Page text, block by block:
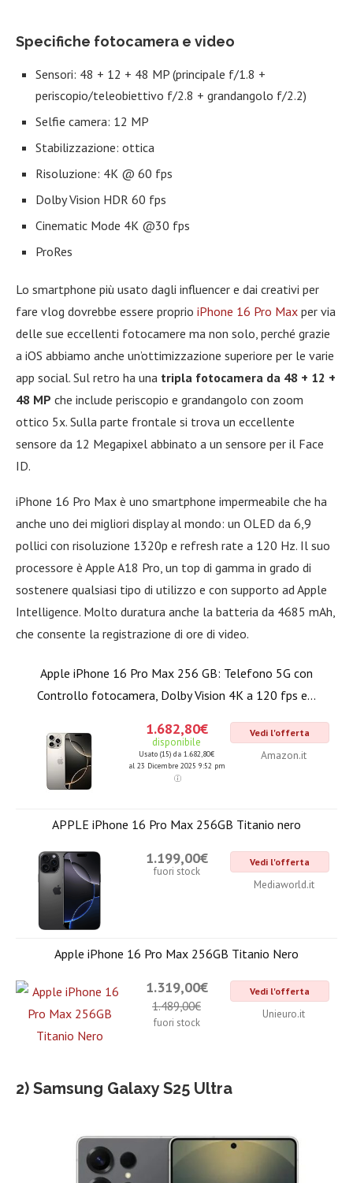
Specifiche fotocamera e video
Sensori: 48 + 12 + 48 MP (principale f/1.8 +
periscopio/teleobiettivo f/2.8 + grandangolo f/2.2)
Selfie camera: 12 MP
Stabilizzazione: ottica
Risoluzione: 4K @ 60 fps
Dolby Vision HDR 60 fps
Cinematic Mode 4K @30 fps
ProRes
Lo smartphone più usato dagli influencer e dai creativi per
fare vlog dovrebbe essere proprio iPhone 16 Pro Max per via
delle sue eccellenti fotocamere ma non solo, perché grazie
a iOS abbiamo anche un’ottimizzazione superiore per le varie
app social. Sul retro ha una tripla fotocamera da 48 + 12 +
48 MP che include periscopio e grandangolo con zoom
ottico 5x. Sulla parte frontale si trova un eccellente
sensore da 12 Megapixel abbinato a un sensore per il Face
ID.
iPhone 16 Pro Max è uno smartphone impermeabile che ha
anche uno dei migliori display al mondo: un OLED da 6,9
pollici con risoluzione 1320p e refresh rate a 120 Hz. Il suo
processore è Apple A18 Pro, un top di gamma in grado di
sostenere qualsiasi tipo di utilizzo e con supporto ad Apple
Intelligence. Molto duratura anche la batteria da 4685 mAh,
che consente la registrazione di ore di video.
Apple iPhone 16 Pro Max 256 GB: Telefono 5G con
Controllo fotocamera, Dolby Vision 4K a 120 fps e...
1.682,80€
disponibile
Usato (15) da 1.682,80€
al 23 Dicembre 2025 9:52 pm
Vedi l'offerta
Amazon.it
APPLE iPhone 16 Pro Max 256GB Titanio nero
1.199,00€
fuori stock
Vedi l'offerta
Mediaworld.it
Apple iPhone 16 Pro Max 256GB Titanio Nero
1.319,00€
1.489,00€
fuori stock
Vedi l'offerta
Unieuro.it
2) Samsung Galaxy S25 Ultra